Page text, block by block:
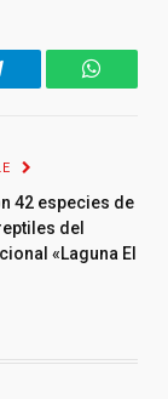
42 especies de
del
«Laguna El